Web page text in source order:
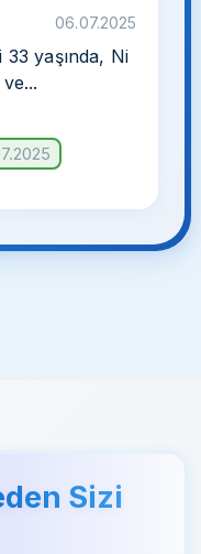
06.07.2025
33 yaşında, Ni
Sizi